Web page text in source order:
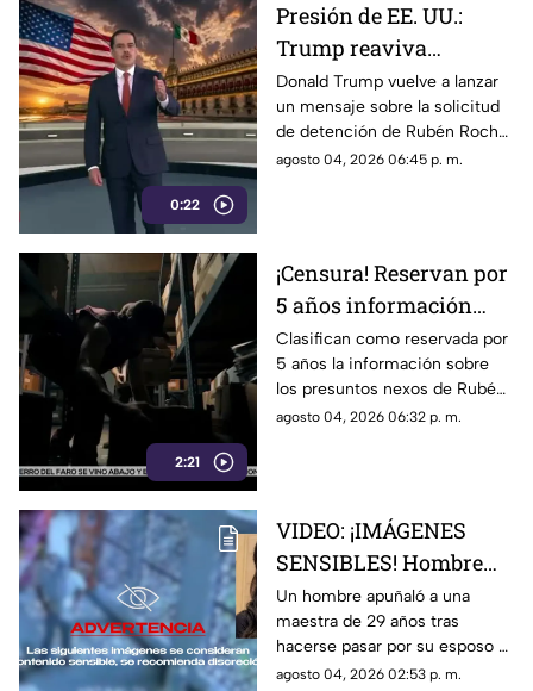
0:22
Presión de EE. UU.:
Trump reaviva
señalamientos contra
Rubén Rocha Moya y
Enrique Inzunza
Donald Trump vuelve a lanzar
un mensaje sobre la solicitud
de detención de Rubén Rocha
Moya y Enrique Inzunza.
agosto 04, 2026 06:45 p. m.
2:21
¡Censura! Reservan por
5 años información
sobre presuntos nexos
de Rocha Moya e
Inzunza con el crimen
Clasifican como reservada por
5 años la información sobre
los presuntos nexos de Rubén
Rocha Moya y Enrique Inzunza
agosto 04, 2026 06:32 p. m.
VIDEO: ¡IMÁGENES
SENSIBLES! Hombre
apuñala más de 30
veces a maestra de 29
años en una escuela
Un hombre apuñaló a una
maestra de 29 años tras
hacerse pasar por su esposo e
ingresar a la escuela; te
agosto 04, 2026 02:53 p. m.